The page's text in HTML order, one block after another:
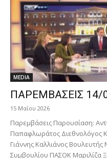
MEDIA
ΠΑΡΕΜΒΑΣΕΙΣ 14/
15 Μαΐου 2026
Παρεμβάσεις Παρουσίαση:
Παπαφλωράτος Διεθνολόγος
Γιάννης Καλλιάνος
Συμβουλίου ΠΑΣΟΚ Μαριλίζα